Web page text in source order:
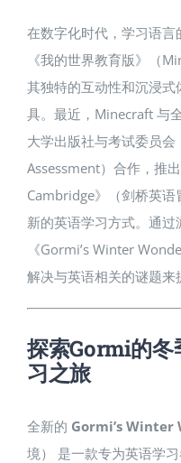
在数字化时代，学习语
《我的世界教育版》（
其独特的互动性和沉浸
具。最近，Minecraft 与
大学出版社与考试委员
Assessment）合作，推
Cambridge》（剑桥英
新的英语学习方式。通
《Gormi’s Winter
解决与英语相关的谜题来
探索Gormi的冬
习之旅
全新的 Gormi’s Winter
境） 是一款专为英语学